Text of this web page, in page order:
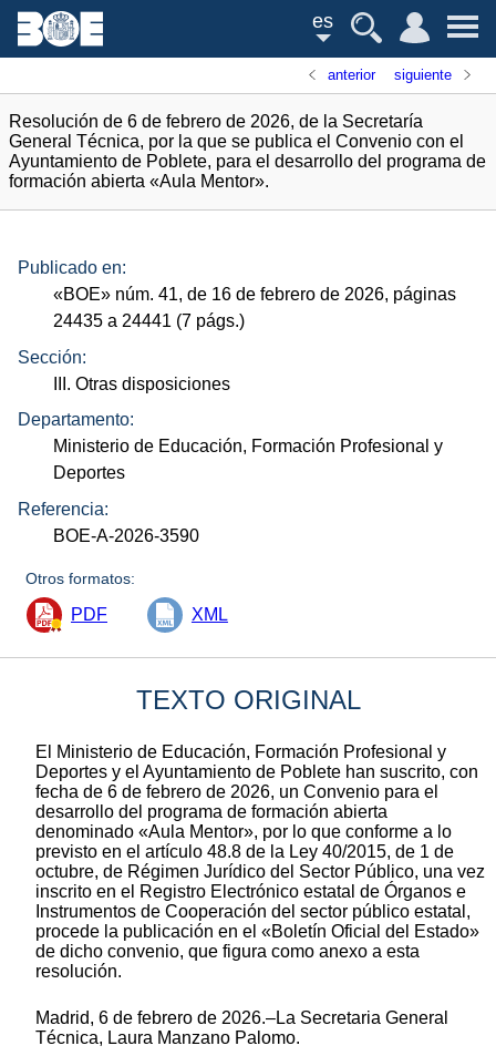
es
anterior siguiente
Resolución de 6 de febrero de 2026, de la Secretaría
General Técnica, por la que se publica el Convenio con el
Ayuntamiento de Poblete, para el desarrollo del programa de
formación abierta «Aula Mentor».
Publicado en:
«BOE» núm. 41, de 16 de febrero de 2026, páginas
24435 a 24441 (7 págs.)
Sección:
III. Otras disposiciones
Departamento:
Ministerio de Educación, Formación Profesional y
Deportes
Referencia:
BOE-A-2026-3590
Otros formatos:
PDF XML
TEXTO ORIGINAL
El Ministerio de Educación, Formación Profesional y
Deportes y el Ayuntamiento de Poblete han suscrito, con
fecha de 6 de febrero de 2026, un Convenio para el
desarrollo del programa de formación abierta
denominado «Aula Mentor», por lo que conforme a lo
previsto en el artículo 48.8 de la Ley 40/2015, de 1 de
octubre, de Régimen Jurídico del Sector Público, una vez
inscrito en el Registro Electrónico estatal de Órganos e
Instrumentos de Cooperación del sector público estatal,
procede la publicación en el «Boletín Oficial del Estado»
de dicho convenio, que figura como anexo a esta
resolución.
Madrid, 6 de febrero de 2026.–La Secretaria General
Técnica, Laura Manzano Palomo.